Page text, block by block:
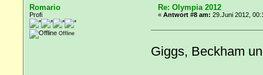
Romario
Profi
Offline
Re: Olympia 2012
«Antwort #8 am: 29.Juni 2012,
Giggs, Beckham